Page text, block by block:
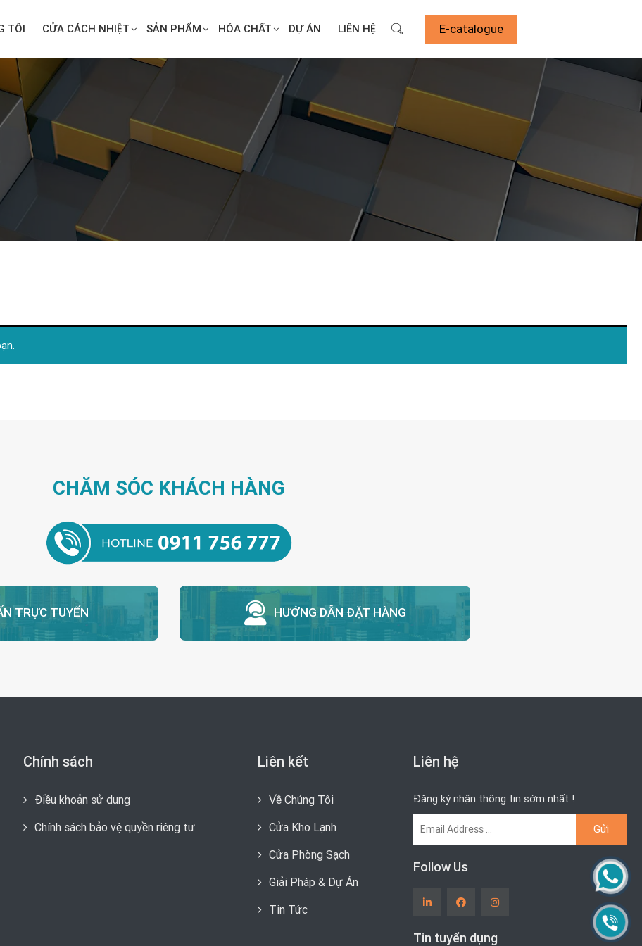
TÔI CỬA CÁCH NHIỆT SẢN PHẨM HÓA CHẤT DỰ ÁN LIÊN HỆ E-catalogue
CHĂM SÓC KHÁCH HÀNG
TRỰC TUYẾN HƯỚNG DẪN ĐẶT HÀNG
Chính sách
Điều khoản sử dụng
Chính sách bảo vệ quyền riêng tư
Liên kết
Về Chúng Tôi
Cửa Kho Lạnh
Cửa Phòng Sạch
Giải Pháp & Dự Án
Tin Tức
Liên hệ
Đăng ký nhận thông tin sớm nhất !
Follow Us
Tin tuyển dụng